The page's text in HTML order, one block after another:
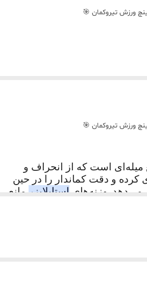
میله‌ای است که از انحراف و
کرده و دقت کماندار را در حین
می‌دهد. وزنه‌های استابلایزر مانع
شده و وزن